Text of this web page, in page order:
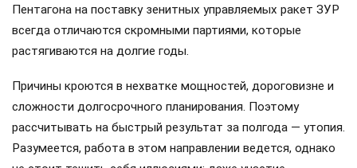
Пентагона на поставку зенитных управляемых ракет ЗУР
всегда отличаются скромными партиями, которые
растягиваются на долгие годы.
Причины кроются в нехватке мощностей, дороговизне и
сложности долгосрочного планирования. Поэтому
рассчитывать на быстрый результат за полгода — утопия.
Разумеется, работа в этом направлении ведется, однако